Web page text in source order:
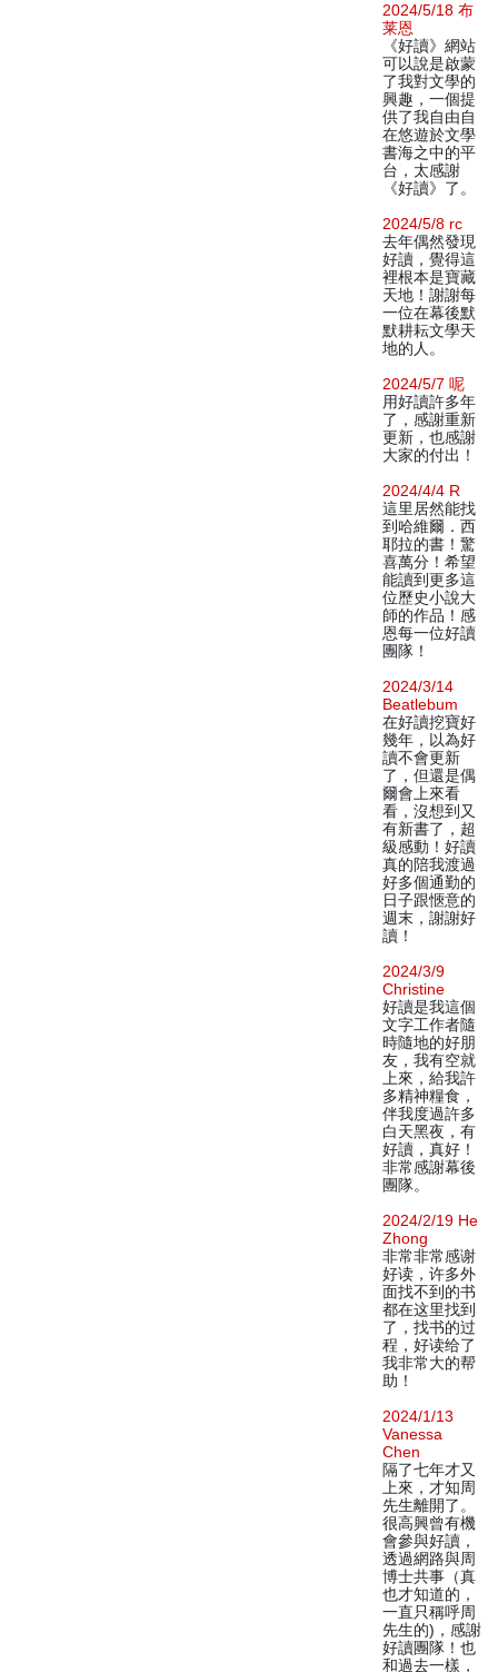
2024/5/18 布
莱恩
《好讀》網站
可以說是啟蒙
了我對文學的
興趣，一個提
供了我自由自
在悠遊於文學
書海之中的平
台，太感謝
《好讀》了。
2024/5/8 rc
去年偶然發現
好讀，覺得這
裡根本是寶藏
天地！謝謝每
一位在幕後默
默耕耘文學天
地的人。
2024/5/7 呢
用好讀許多年
了，感謝重新
更新，也感謝
大家的付出！
2024/4/4 R
這里居然能找
到哈維爾．西
耶拉的書！驚
喜萬分！希望
能讀到更多這
位歷史小說大
師的作品！感
恩每一位好讀
團隊！
2024/3/14
Beatlebum
在好讀挖寶好
幾年，以為好
讀不會更新
了，但還是偶
爾會上來看
看，沒想到又
有新書了，超
級感動！好讀
真的陪我渡過
好多個通勤的
日子跟愜意的
週末，謝謝好
讀！
2024/3/9
Christine
好讀是我這個
文字工作者隨
時隨地的好朋
友，我有空就
上來，給我許
多精神糧食，
伴我度過許多
白天黑夜，有
好讀，真好！
非常感謝幕後
團隊。
2024/2/19 He
Zhong
非常非常感谢
好读，许多外
面找不到的书
都在这里找到
了，找书的过
程，好读给了
我非常大的帮
助！
2024/1/13
Vanessa
Chen
隔了七年才又
上來，才知周
先生離開了。
很高興曾有機
會參與好讀，
透過網路與周
博士共事（真
也才知道的，
一直只稱呼周
先生的)，感謝
好讀團隊！也
和過去一樣，